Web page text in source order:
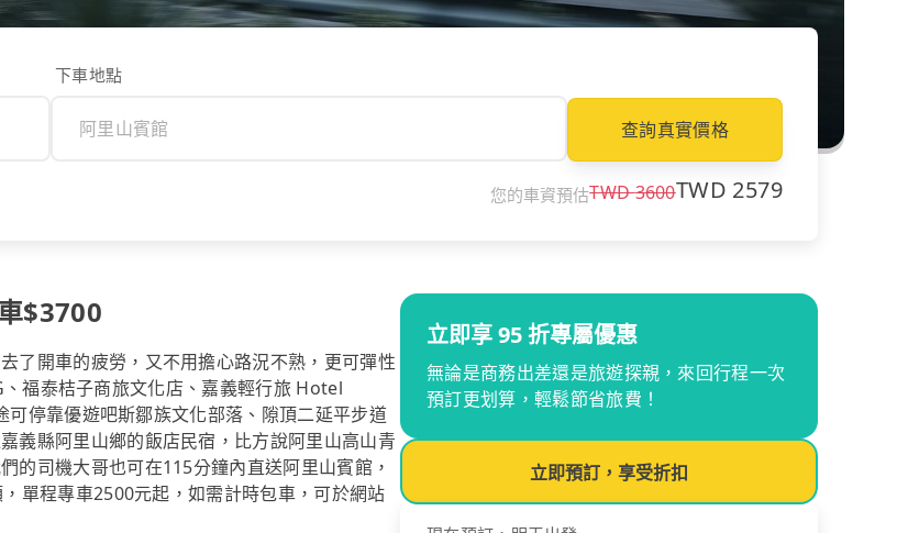
下車地點
查詢真實價格
您的車資預估TWD3600TWD 2579
$3700
了開車的疲勞，又不用擔心路況不熟，更可彈性
福泰桔子商旅文化店、嘉義輕行旅 Hotel
停靠優遊吧斯鄒族文化部落、隙頂二延平步道
義縣阿里山鄉的飯店民宿，比方說阿里山高山青
的司機大哥也可在115分鐘內直送阿里山賓館，
單程專車2500元起，如需計時包車，可於網站
立即享 95 折專屬優惠
無論是商務出差還是旅遊探親，來回行程一次
預訂更划算，輕鬆節省旅費！
立即預訂，享受折扣